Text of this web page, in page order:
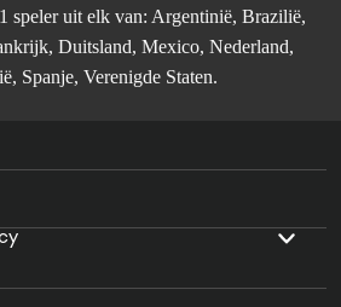
speler uit elk van: Argentinië, Brazilië,
Duitsland, Mexico, Nederland,
Spanje, Verenigde Staten.